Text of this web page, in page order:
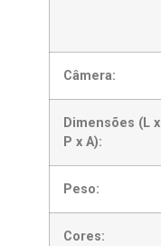
Câmera:
Dimensões (L x
P x A):
Peso:
Cores: